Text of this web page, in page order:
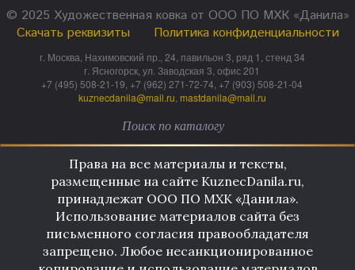
© 2025 Художественная ковка от ООО ПО МХК «Данила»
Скачать реквизиты
Политика конфиденциальности
г. Москва, Нахимовский пр., 24, павильон 3, ряд 1, стенд 34
г. Ясногорск, ул. Заводская 3, офис 201
+7 (495) 508-21-19, +7 (962) 271-72-74, +7 (903) 508-21-04
kuznecdanila@mail.ru mastdanila@mail.ru
Права на все материалы и тексты,
размещенные на сайте KuznecDanila.ru,
принадлежат ООО ПО МХК «Данила».
Использование материалов сайта без
письменного согласия правообладателя
запрещено. Любое несанкционированное